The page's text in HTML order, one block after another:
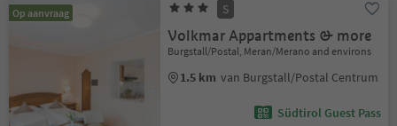
Op aanvraag S
Volkmar Appartments & more
Burgstall/Postal, Meran/Merano and environs
1.5 km van Burgstall/Postal Centrum
Südtirol Guest Pass